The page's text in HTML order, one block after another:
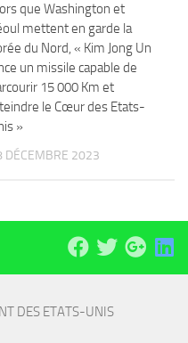
que Washington et
mettent en garde la
du Nord, « Kim Jong Un
un missile capable de
15 000 Km et
le Cœur des Etats-
»
DÉCEMBRE 2023
DES ETATS-UNIS